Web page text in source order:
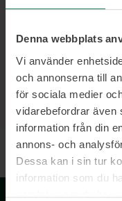
Denna webbplats
Vi använder
och annonserna till
för sociala medier
vidarebefordrar även
information från din
annons- och
Dessa kan i sin tur
information som du
samlat in när du har